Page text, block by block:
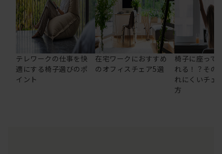
テレワークの仕事を快
適にする椅子選びのポ
イント
在宅ワークにおすすめ
のオフィスチェア5選
椅子に座って
れる！？その
れにくいチェ
方